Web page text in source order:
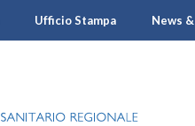
Ufficio Stampa News